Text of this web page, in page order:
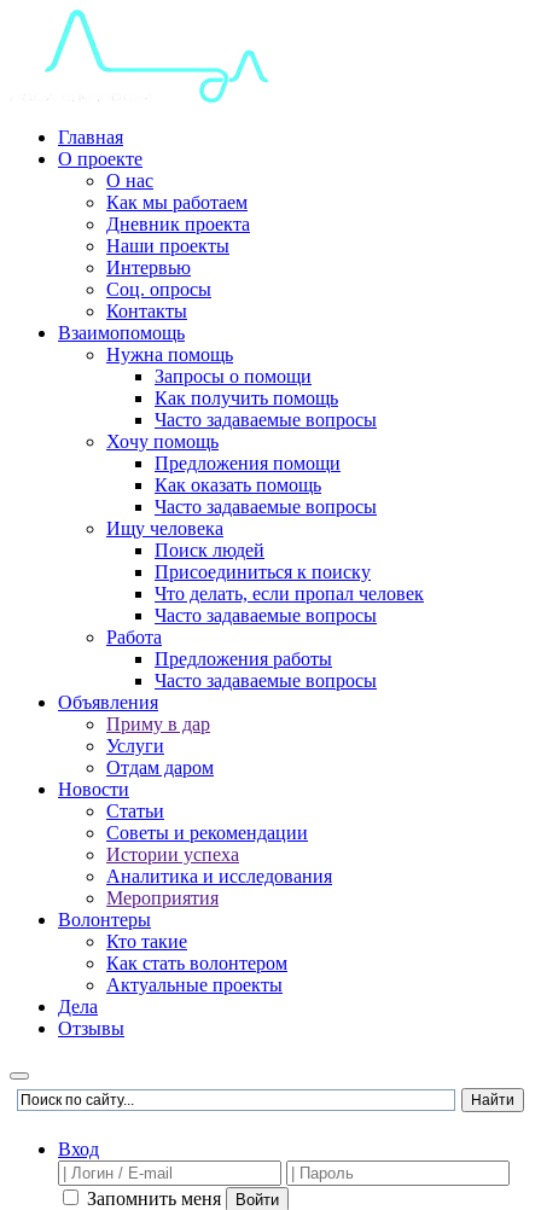
Главная
О проекте
О нас
Как мы работаем
Дневник проекта
Наши проекты
Интервью
Соц. опросы
Контакты
Взаимопомощь
Нужна помощь
Запросы о помощи
Как получить помощь
Часто задаваемые вопросы
Хочу помощь
Предложения помощи
Как оказать помощь
Часто задаваемые вопросы
Ищу человека
Поиск людей
Присоединиться к поиску
Что делать, если пропал человек
Часто задаваемые вопросы
Работа
Предложения работы
Часто задаваемые вопросы
Объявления
Приму в дар
Услуги
Отдам даром
Новости
Статьи
Советы и рекомендации
Истории успеха
Аналитика и исследования
Мероприятия
Волонтеры
Кто такие
Как стать волонтером
Актуальные проекты
Дела
Отзывы
Вход
Запомнить меня Войти